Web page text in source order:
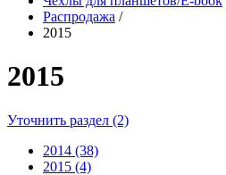
Распродажа /
2015
2015
Уточнить раздел (2)
2014 (38)
2015 (4)